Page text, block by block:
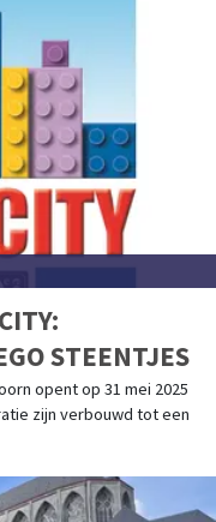
STEENTJES
opent op 31 mei 2025
zijn verbouwd tot een